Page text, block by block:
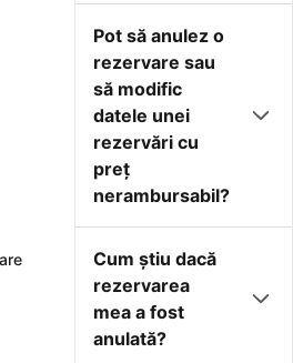
Pot să anulez o
rezervare sau
să modific
datele unei
rezervări cu
preţ
nerambursabil?
Cum ştiu dacă
rezervarea
mea a fost
anulată?